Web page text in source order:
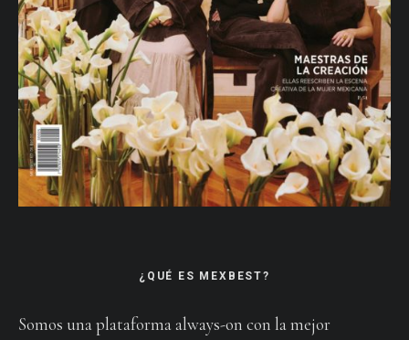
¿QUÉ ES MEXBEST?
Somos una plataforma always-on con la mejor